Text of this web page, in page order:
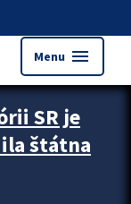
Menu menu
SR je
štátna